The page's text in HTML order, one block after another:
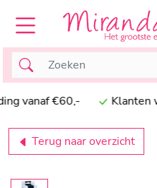
€60,- Klanten
Terug naar overzicht